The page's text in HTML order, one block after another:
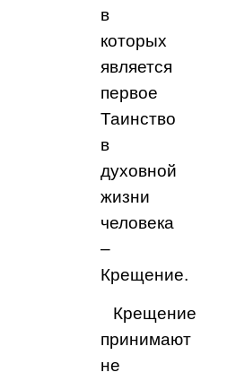
в
которых
является
первое
Таинство
в
духовной
жизни
человека
–
Крещение.
Крещение
принимают
не